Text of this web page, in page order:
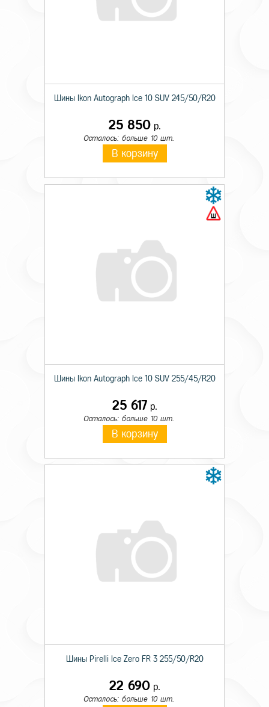
Шины Ikon Autograph Ice 10 SUV 245/50/R20
25 850р.
Осталось: больше 10 шт.
В корзину
Шины Ikon Autograph Ice 10 SUV 255/45/R20
25 617 р.
Осталось: больше 10 шт.
В корзину
Шины Pirelli Ice Zero FR 3 255/50/R20
22 690р.
Осталось: больше 10 шт.